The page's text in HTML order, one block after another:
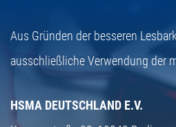
Aus Gründen der besseren
ausschließliche Verwendung der
HSMA DEUTSCHLAND E.V.